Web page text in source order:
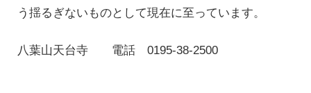
う揺るぎないものとして現在に至っています。
八葉山天台寺 電話 0195-38-2500